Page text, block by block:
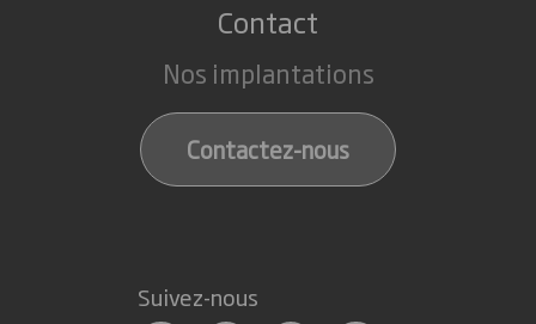
Contact
Nos implantations
Contactez-nous
Suivez-nous